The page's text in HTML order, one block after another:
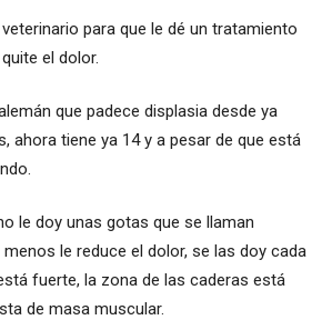
para que le dé un tratamiento
el dolor.
que padece displasia desde ya
ahora tiene ya 14 y a pesar de que está
le doy unas gotas que se llaman
menos le reduce el dolor, se las doy cada
fuerte, la zona de las caderas está
de masa muscular.